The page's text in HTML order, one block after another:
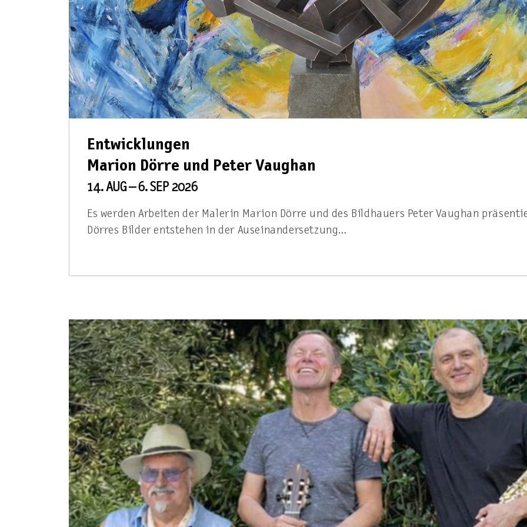
Entwicklungen
Marion Dörre und Peter Vaughan
14. AUG – 6. SEP 2026
Es werden Arbeiten der Malerin Marion Dörre und des Bildhauers Peter Vaughan
Dörres Bilder entstehen in der Auseinandersetzung…